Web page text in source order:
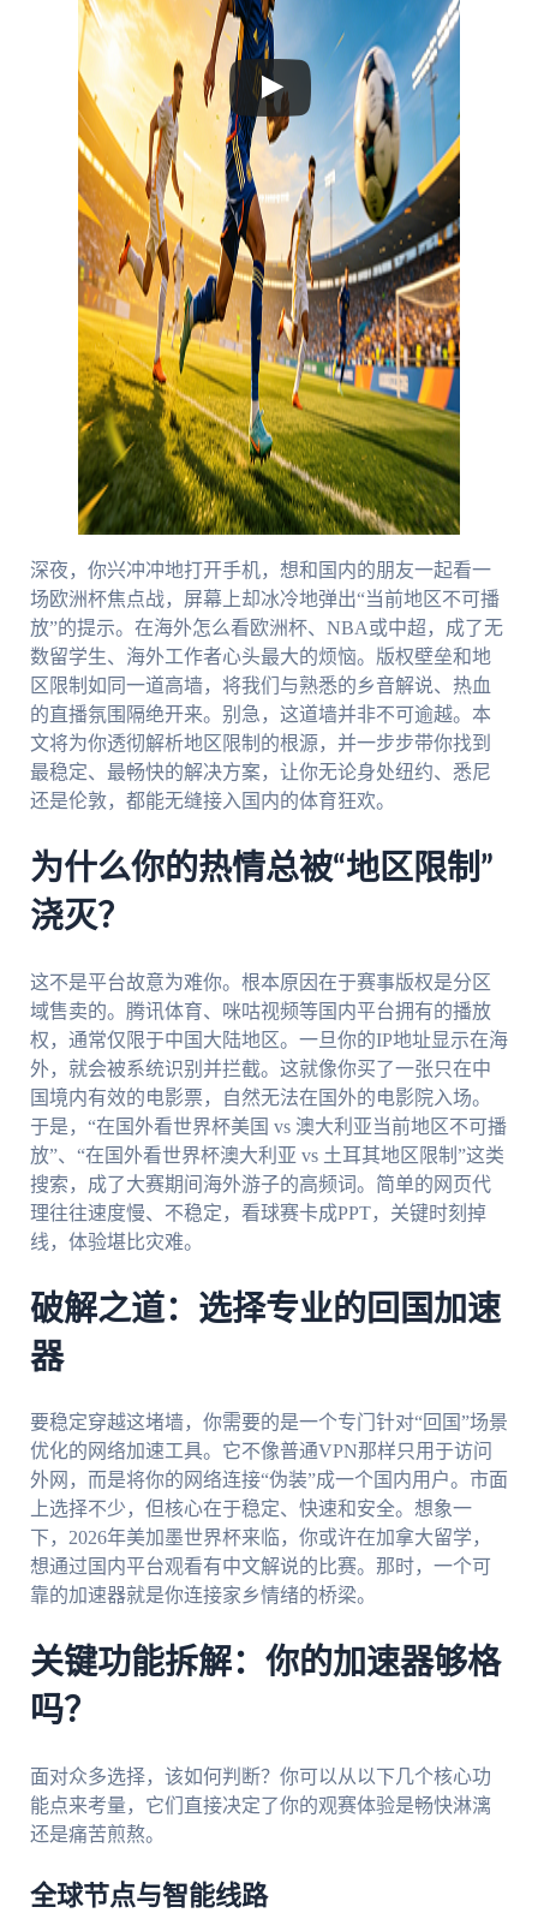
深夜，你兴冲冲地打开手机，想和国内的朋友一起看一
场欧洲杯焦点战，屏幕上却冰冷地弹出“当前地区不可播
放”的提示。在海外怎么看欧洲杯、NBA或中超，成了无
数留学生、海外工作者心头最大的烦恼。版权壁垒和地
区限制如同一道高墙，将我们与熟悉的乡音解说、热血
的直播氛围隔绝开来。别急，这道墙并非不可逾越。本
文将为你透彻解析地区限制的根源，并一步步带你找到
最稳定、最畅快的解决方案，让你无论身处纽约、悉尼
还是伦敦，都能无缝接入国内的体育狂欢。
为什么你的热情总被“地区限制”
浇灭？
这不是平台故意为难你。根本原因在于赛事版权是分区
域售卖的。腾讯体育、咪咕视频等国内平台拥有的播放
权，通常仅限于中国大陆地区。一旦你的IP地址显示在海
外，就会被系统识别并拦截。这就像你买了一张只在中
国境内有效的电影票，自然无法在国外的电影院入场。
于是，“在国外看世界杯美国 vs 澳大利亚当前地区不可播
放”、“在国外看世界杯澳大利亚 vs 土耳其地区限制”这类
搜索，成了大赛期间海外游子的高频词。简单的网页代
理往往速度慢、不稳定，看球赛卡成PPT，关键时刻掉
线，体验堪比灾难。
破解之道：选择专业的回国加速
器
要稳定穿越这堵墙，你需要的是一个专门针对“回国”场景
优化的网络加速工具。它不像普通VPN那样只用于访问
外网，而是将你的网络连接“伪装”成一个国内用户。市面
上选择不少，但核心在于稳定、快速和安全。想象一
下，2026年美加墨世界杯来临，你或许在加拿大留学，
想通过国内平台观看有中文解说的比赛。那时，一个可
靠的加速器就是你连接家乡情绪的桥梁。
关键功能拆解：你的加速器够格
吗？
面对众多选择，该如何判断？你可以从以下几个核心功
能点来考量，它们直接决定了你的观赛体验是畅快淋漓
还是痛苦煎熬。
全球节点与智能线路